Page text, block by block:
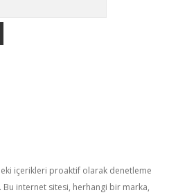
içerikleri proaktif olarak denetleme
Bu internet sitesi, herhangi bir marka,